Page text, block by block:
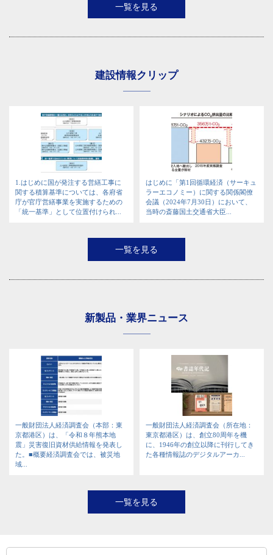
一覧を見る
建設情報クリップ
1.はじめに国が発注する営繕工事に
関する積算基準については、各府省
庁が官庁営繕事業を実施するための
「統一基準」として位置付けられ...
はじめに「第1回循環経済（サーキュ
ラーエコノミー）に関する関係閣僚
会議（2024年7月30日）において、
当時の斎藤国土交通省大臣...
一覧を見る
新製品・業界ニュース
一般財団法人経済調査会（本部：東
京都港区）は、「令和８年熊本地
震」災害復旧資材供給情報を発表し
た。■概要経済調査会では、被災地
域...
一般財団法人経済調査会（所在地：
東京都港区）は、創立80周年を機
に、1946年の創立以降に刊行してき
た各種情報誌のデジタルアーカ...
一覧を見る